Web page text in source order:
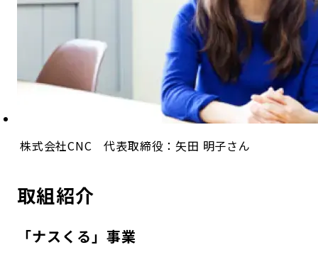
株式会社CNC 代表取締役：矢田 明子さん
取組紹介
「ナスくる」事業